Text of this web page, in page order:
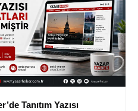
Tanıtım Yazısı